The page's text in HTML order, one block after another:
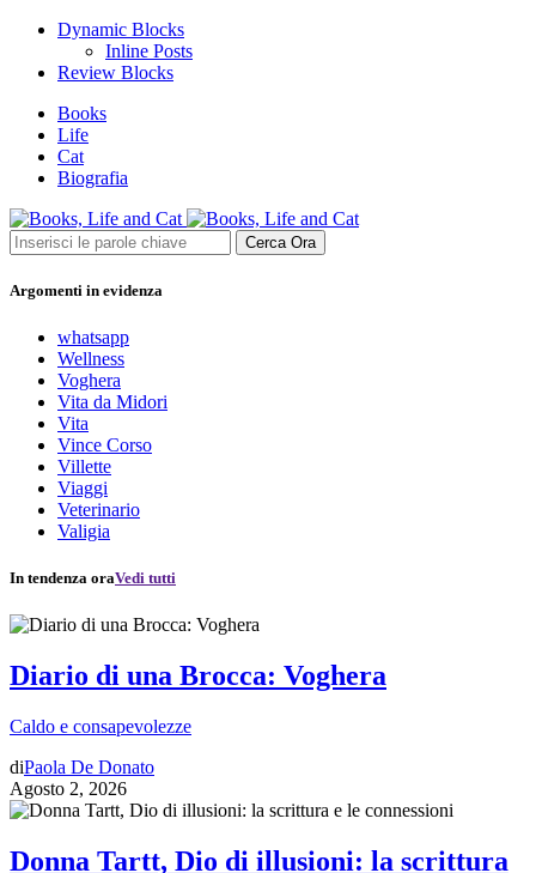
Dynamic Blocks
Inline Posts
Review Blocks
Books
Life
Cat
Biografia
Cerca Ora
Argomenti in evidenza
whatsapp
Wellness
Voghera
Vita da Midori
Vita
Vince Corso
Villette
Viaggi
Veterinario
Valigia
In tendenza oraVedi tutti
Diario di una Brocca: Voghera
Caldo e consapevolezze
diPaola De Donato
Agosto 2, 2026
Donna Tartt, Dio di illusioni: la scrittura